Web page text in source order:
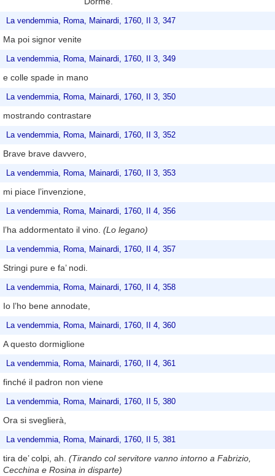
La vendemmia, Roma, Mainardi, 1760, II 3, 347
Ma poi signor venite
La vendemmia, Roma, Mainardi, 1760, II 3, 349
e colle spade in mano
La vendemmia, Roma, Mainardi, 1760, II 3, 350
mostrando contrastare
La vendemmia, Roma, Mainardi, 1760, II 3, 352
Brave brave davvero,
La vendemmia, Roma, Mainardi, 1760, II 3, 353
mi piace l’invenzione,
La vendemmia, Roma, Mainardi, 1760, II 4, 356
l’ha addormentato il vino. (Lo legano)
La vendemmia, Roma, Mainardi, 1760, II 4, 357
Stringi pure e fa’ nodi.
La vendemmia, Roma, Mainardi, 1760, II 4, 358
Io l’ho bene annodate,
La vendemmia, Roma, Mainardi, 1760, II 4, 360
A questo dormiglione
La vendemmia, Roma, Mainardi, 1760, II 4, 361
finché il padron non viene
La vendemmia, Roma, Mainardi, 1760, II 5, 380
Ora si sveglierà,
La vendemmia, Roma, Mainardi, 1760, II 5, 381
tira de’ colpi, ah. (Tirando col servitore vanno intorno a Fabrizio,
Cecchina e Rosina in disparte)